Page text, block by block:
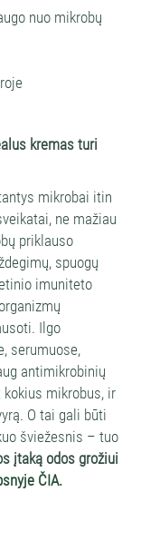
nuo mikrobų
kremas turi
mikrobai itin
ne mažiau
priklauso
spuogų
imuniteto
Ilgo
serumuose,
antimikrobinių
mikrobus, ir
O tai gali būti
šviežesnis – tuo
įtaką odos grožiui
ČIA.